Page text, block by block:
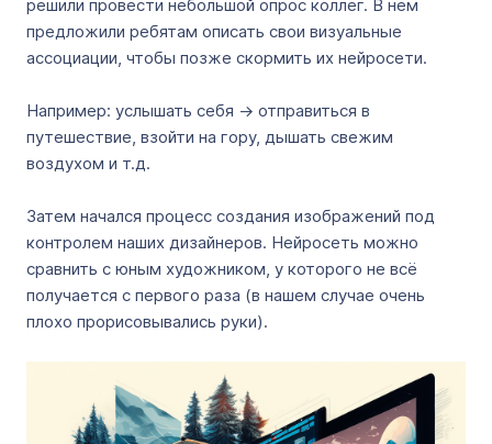
решили провести небольшой опрос коллег. В нем
предложили ребятам описать свои визуальные
ассоциации, чтобы позже скормить их нейросети.
Например: услышать себя → отправиться в
путешествие, взойти на гору, дышать свежим
воздухом и т.д.
Затем начался процесс создания изображений под
контролем наших дизайнеров. Нейросеть можно
сравнить с юным художником, у которого не всё
получается с первого раза (в нашем случае очень
плохо прорисовывались руки).